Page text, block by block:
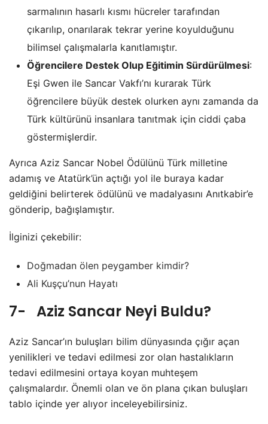
sarmalının hasarlı kısmı hücreler tarafından
çıkarılıp, onarılarak tekrar yerine koyulduğunu
bilimsel çalışmalarla kanıtlamıştır.
Öğrencilere Destek Olup Eğitimin Sürdürülmesi:
Eşi Gwen ile Sancar Vakfı’nı kurarak Türk
öğrencilere büyük destek olurken aynı zamanda da
Türk kültürünü insanlara tanıtmak için ciddi çaba
göstermişlerdir.
Ayrıca Aziz Sancar Nobel Ödülünü Türk milletine
adamış ve Atatürk’ün açtığı yol ile buraya kadar
geldiğini belirterek ödülünü ve madalyasını Anıtkabir’e
gönderip, bağışlamıştır.
İlginizi çekebilir:
Doğmadan ölen peygamber kimdir?
Ali Kuşçu’nun Hayatı
7- Aziz Sancar Neyi Buldu?
Aziz Sancar’ın buluşları bilim dünyasında çığır açan
yenilikleri ve tedavi edilmesi zor olan hastalıkların
tedavi edilmesini ortaya koyan muhteşem
çalışmalardır. Önemli olan ve ön plana çıkan buluşları
tablo içinde yer alıyor inceleyebilirsiniz.